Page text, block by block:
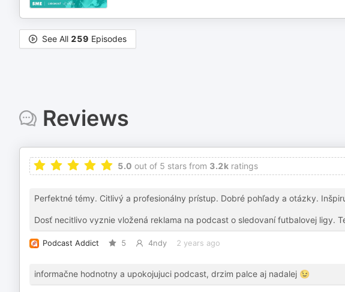
See All 259 Episodes
Reviews
5.0 out of 5 stars from 3.2k ratings
Perfektné témy. Citlivý a profesionálny prístup. Dobré pohľady a otázky.
Dosť necitlivo vyznie vložená reklama na podcast o sledovaní futbalovej ligy.
Podcast Addict 5 4ndy 2 years ago
informačne hodnotny a upokojujuci podcast, drzim palce aj nadalej 😉